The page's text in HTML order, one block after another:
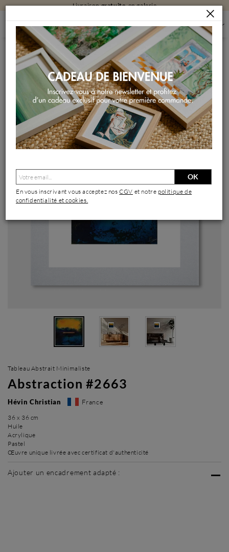
Carte cadeau: Le plaisir de laisser choisir !
PEINTURES PEINTURES PAR FORMAT
PEINTURES PETIT FORMAT
ABSTRACTION #2663
Peinture Abstraction #2663 par Hévin Christian | Tableau
Abstrait Minimaliste Huile Acrylique Pastel
Tableau Abstrait Minimaliste
Abstraction #2663
Hévin Christian France
36 x 36 cm
Huile
Acrylique
Pastel
Œuvre unique livrée avec certificat d'authenticité
Ajouter un encadrement adapté :
OK
En vous inscrivant vous acceptez nosCGV et notre politique de
confidentialité et cookies.